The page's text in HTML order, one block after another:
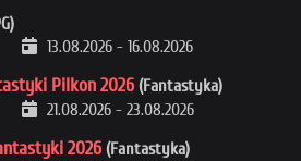
13.08.2026 - 16.08.2026
Pilkon 2026 (Fantastyka)
21.08.2026 - 23.08.2026
2026 (Fantastyka)